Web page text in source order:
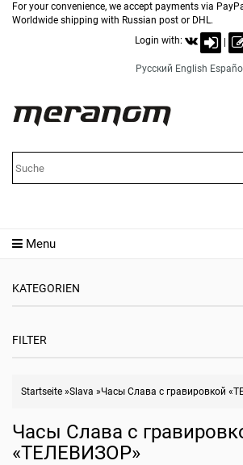
For your convenience, we accept payments via
Worldwide shipping with Russian post or DHL.
Login with:
Русский English Español
Menu
KATEGORIEN
FILTER
Startseite »Slava »Часы Слава с гравировкой
Часы Слава с
«ТЕЛЕВИЗОР»